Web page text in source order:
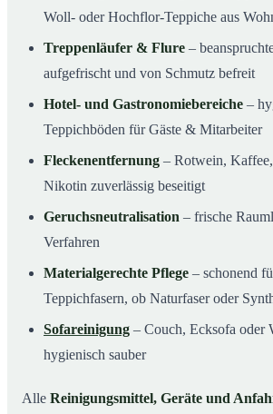
Woll- oder Hochflor-Teppiche aus
Treppenläufer & Flure –
aufgefrischt und von Schmutz befreit
Hotel- und Gastronomiebereiche –
Teppichböden für Gäste & Mitarbeiter
Fleckenentfernung – Rotwein,
Nikotin zuverlässig beseitigt
Geruchsneutralisation – frische
Verfahren
Materialgerechte Pflege – schonend
Teppichfasern, ob Naturfaser oder
Sofareinigung – Couch, Ecksofa oder
hygienisch sauber
Alle Reinigungsmittel, Geräte und